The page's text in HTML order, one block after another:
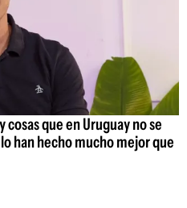
que en Uruguay no se
han hecho mucho mejor que